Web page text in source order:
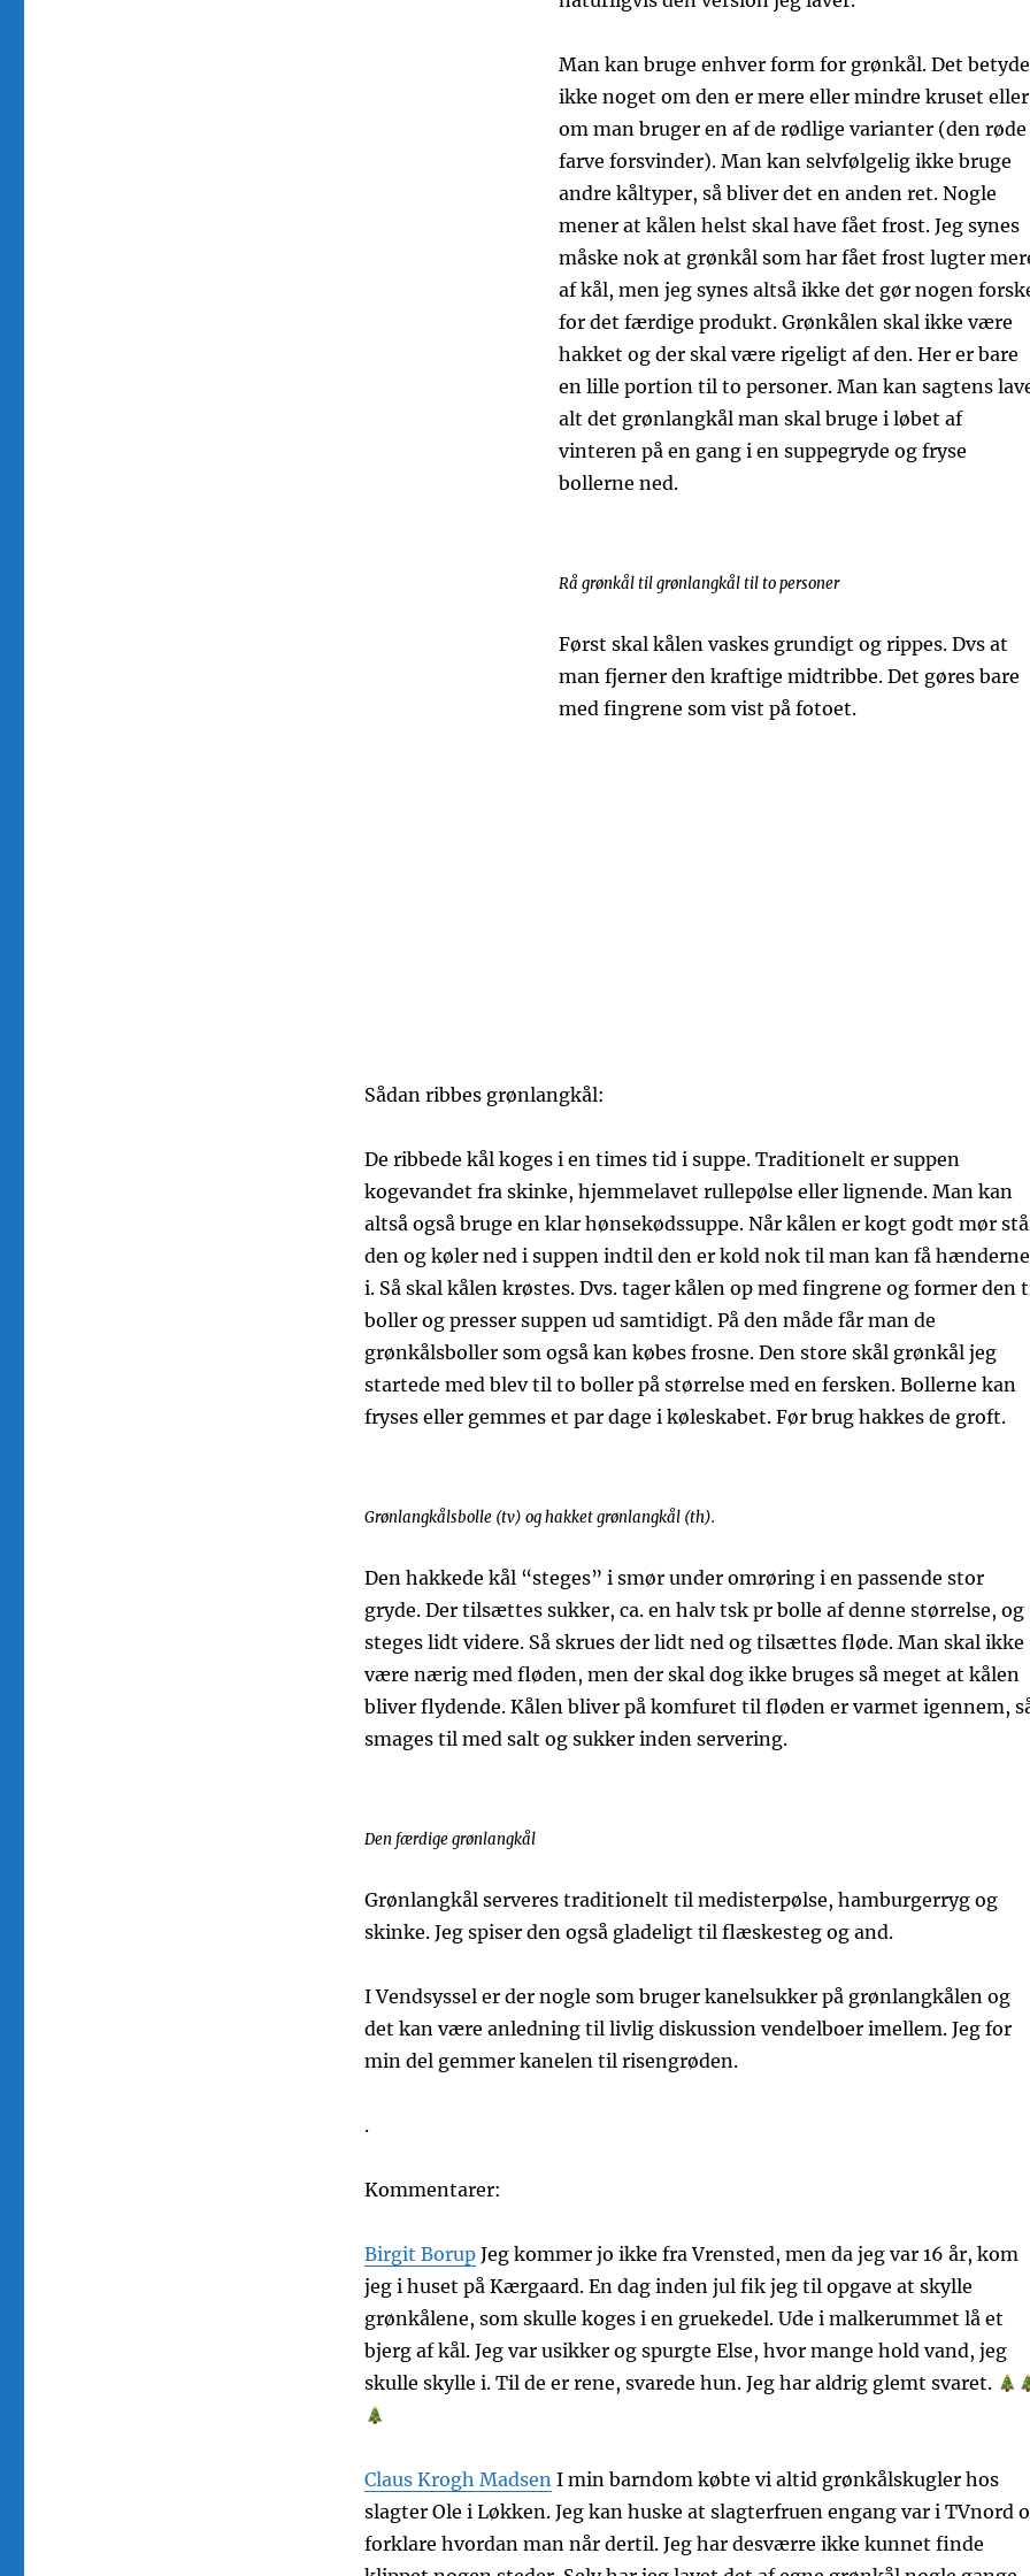
Man kan bruge enhver form for grønkål. Det
ikke noget om den er mere eller mindre kruset eller
om man bruger en af de rødlige varianter (den røde
farve forsvinder). Man kan selvfølgelig ikke bruge
andre kåltyper, så bliver det en anden ret. Nogle
mener at kålen helst skal have fået frost. Jeg synes
måske nok at grønkål som har fået frost lugter
af kål, men jeg synes altså ikke det gør nogen
for det færdige produkt. Grønkålen skal ikke være
hakket og der skal være rigeligt af den. Her er bare
en lille portion til to personer. Man kan sagtens
alt det grønlangkål man skal bruge i løbet af
vinteren på en gang i en suppegryde og fryse
bollerne ned.
Rå grønkål til grønlangkål til to personer
Først skal kålen vaskes grundigt og rippes. Dvs at
man fjerner den kraftige midtribbe. Det gøres bare
med fingrene som vist på fotoet.
Sådan ribbes grønlangkål:
De ribbede kål koges i en times tid i suppe. Traditionelt er suppen
kogevandet fra skinke, hjemmelavet rullepølse eller lignende. Man kan
altså også bruge en klar hønsekødssuppe. Når kålen er kogt godt mør
den og køler ned i suppen indtil den er kold nok til man kan få hænderne
i. Så skal kålen krøstes. Dvs. tager kålen op med fingrene og former den
boller og presser suppen ud samtidigt. På den måde får man de
grønkålsboller som også kan købes frosne. Den store skål grønkål jeg
startede med blev til to boller på størrelse med en fersken. Bollerne kan
fryses eller gemmes et par dage i køleskabet. Før brug hakkes de groft.
Grønlangkålsbolle (tv) og hakket grønlangkål (th).
Den hakkede kål “steges” i smør under omrøring i en passende stor
gryde. Der tilsættes sukker, ca. en halv tsk pr bolle af denne størrelse, og
steges lidt videre. Så skrues der lidt ned og tilsættes fløde. Man skal ikke
være nærig med fløden, men der skal dog ikke bruges så meget at kålen
bliver flydende. Kålen bliver på komfuret til fløden er varmet igennem,
smages til med salt og sukker inden servering.
Den færdige grønlangkål
Grønlangkål serveres traditionelt til medisterpølse, hamburgerryg og
skinke. Jeg spiser den også gladeligt til flæskesteg og and.
I Vendsyssel er der nogle som bruger kanelsukker på grønlangkålen og
det kan være anledning til livlig diskussion vendelboer imellem. Jeg for
min del gemmer kanelen til risengrøden.
.
Kommentarer:
Birgit Borup Jeg kommer jo ikke fra Vrensted, men da jeg var 16 år, kom
jeg i huset på Kærgaard. En dag inden jul fik jeg til opgave at skylle
grønkålene, som skulle koges i en gruekedel. Ude i malkerummet lå et
bjerg af kål. Jeg var usikker og spurgte Else, hvor mange hold vand, jeg
skulle skylle i. Til de er rene, svarede hun. Jeg har aldrig glemt svaret.
Claus Krogh Madsen I min barndom købte vi altid grønkålskugler hos
slagter Ole i Løkken. Jeg kan huske at slagterfruen engang var i TVnord
forklare hvordan man når dertil. Jeg har desværre ikke kunnet finde